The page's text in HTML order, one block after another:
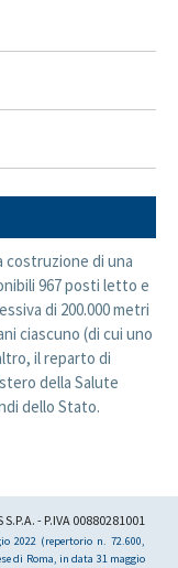
costruzione di una
967 posti letto e
di 200.000 metri
ciascuno (di cui uno
il reparto di
della Salute
dello Stato.
S.P.A. - P.IVA 00880281001
2022 (repertorio n. 72.600,
di Roma, in data 31 maggio